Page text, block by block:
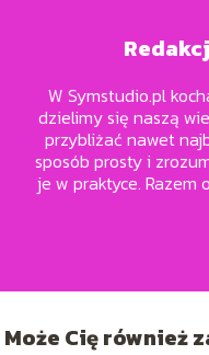
W Symstudio.pl
dzielimy się naszą
przybliżać nawet
sposób prosty i
je w praktyce.
Może Cię również